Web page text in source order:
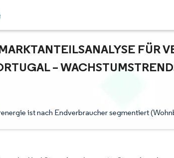
FÜR
–
ist nach Endverbraucher segmentiert